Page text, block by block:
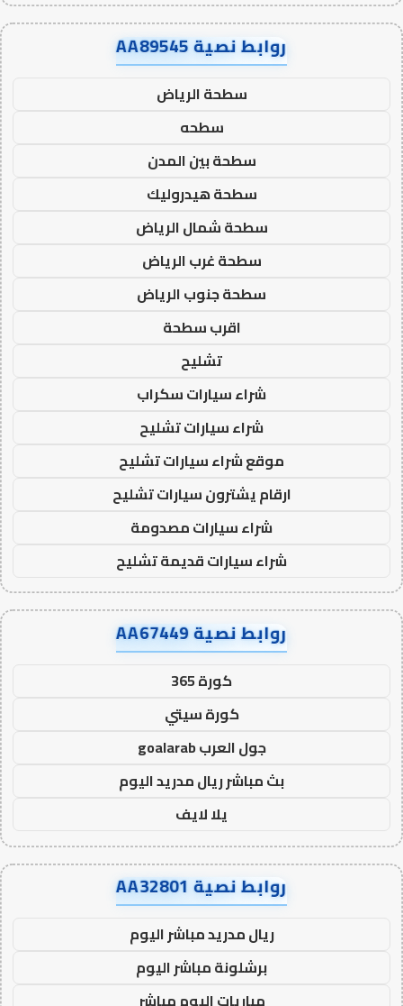
روابط نصية AA89545
سطحة الرياض
سطحه
سطحة بين المدن
سطحة هيدروليك
سطحة شمال الرياض
سطحة غرب الرياض
سطحة جنوب الرياض
اقرب سطحة
تشليح
شراء سيارات سكراب
شراء سيارات تشليح
موقع شراء سيارات تشليح
ارقام يشترون سيارات تشليح
شراء سيارات مصدومة
شراء سيارات قديمة تشليح
روابط نصية AA67449
كورة 365
كورة سيتي
جول العرب goalarab
بث مباشر ريال مدريد اليوم
يلا لايف
روابط نصية AA32801
ريال مدريد مباشر اليوم
برشلونة مباشر اليوم